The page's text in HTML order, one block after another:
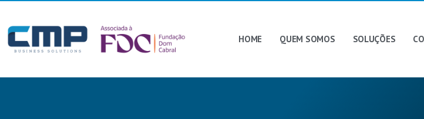
HOME QUEM SOMOS SOLUÇÕES